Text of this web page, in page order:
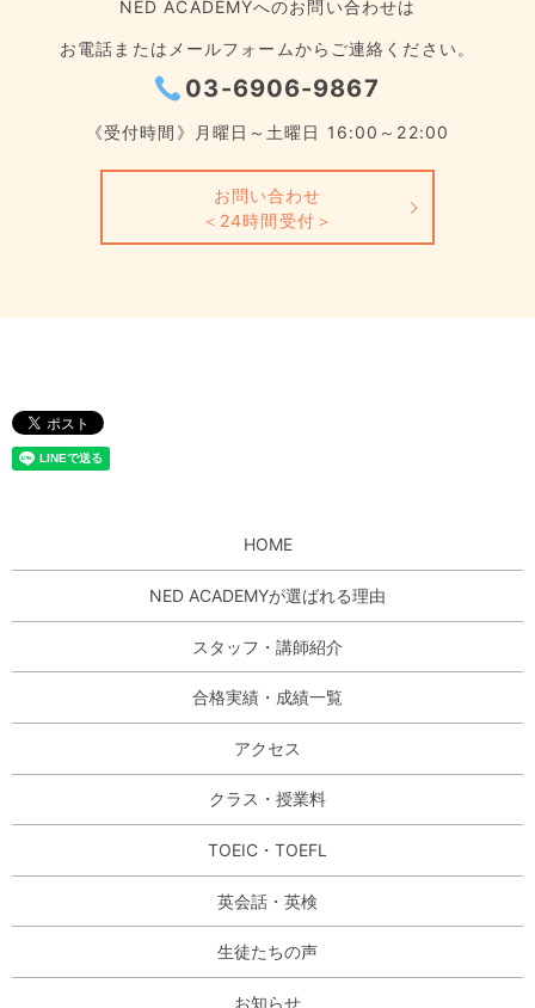
NED ACADEMYへのお問い合わせは
お電話またはメールフォームからご連絡ください。
03-6906-9867
《受付時間》月曜日～土曜日 16:00～22:00
お問い合わせ
＜24時間受付＞
HOME
NED ACADEMYが選ばれる理由
スタッフ・講師紹介
合格実績・成績一覧
アクセス
クラス・授業料
TOEIC・TOEFL
英会話・英検
生徒たちの声
お知らせ